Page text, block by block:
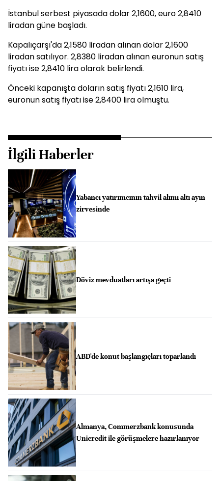
İstanbul serbest piyasada dolar 2,1600, euro 2,8410
liradan güne başladı.
Kapalıçarşı'da 2,1580 liradan alınan dolar 2,1600
liradan satılıyor. 2,8380 liradan alınan euronun satış
fiyatı ise 2,8410 lira olarak belirlendi.
Önceki kapanışta doların satış fiyatı 2,1610 lira,
euronun satış fiyatı ise 2,8400 lira olmuştu.
İlgili Haberler
Yabancı yatırımcının tahvil alımı altı ayın
zirvesinde
Döviz mevduatları artışa geçti
ABD'de konut başlangıçları toparlandı
Almanya, Commerzbank konusunda
Unicredit ile görüşmelere hazırlanıyor